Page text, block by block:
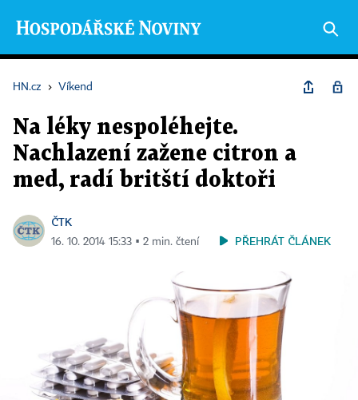
HN.cz › Víkend
Na léky nespoléhejte.
Nachlazení zažene citron a
med, radí britští doktoři
ČTK
16. 10. 2014 15:33 ▪ 2 min. čtení PŘEHRÁT ČLÁNEK